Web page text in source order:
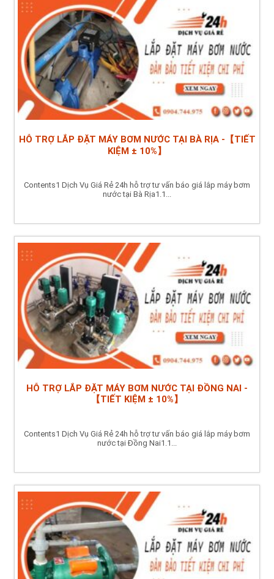
HỖ TRỢ LẮP ĐẶT MÁY BƠM NƯỚC TẠI BÀ RỊA -【TIẾT
KIỆM ± 10%】
Contents1 Dịch Vụ Giá Rẻ 24h hỗ trợ tư vấn báo giá lắp máy bơm
nước tại Bà Rịa1.1...
HỖ TRỢ LẮP ĐẶT MÁY BƠM NƯỚC TẠI ĐỒNG NAI -
【TIẾT KIỆM ± 10%】
Contents1 Dịch Vụ Giá Rẻ 24h hỗ trợ tư vấn báo giá lắp máy bơm
nước tại Đồng Nai1.1...